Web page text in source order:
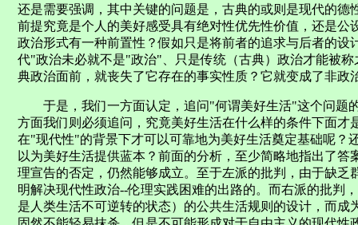
还是需要强调，其中关键的问题是，古典的或则是现代的
前提究竟是个人的美好感受具有绝对性优先性价值，还是
政治形式有一种前置性？假如只是将前者的追求与后者的
代"政治未必就不是"政治"、只是传统（古典）政治才能被
典政治面前，就丧失了它存在的事实性质？它就变成了非政
于是，我们一方面认定，追问"何谓美好生活"这个问题
方面我们则必须追问，究竟美好生活在什么样的条件下面才
在"现代性"的背景下才可以可靠地为美好生活奠定基础呢？
以为美好生活提供蓝本？前面的分析，至少简略地指出了
理宣告的否定，仍然能够成立。至于左派的批判，由于缺
明解决现代性政治--伦理实践困难的出路的。而右派的批判
是人类生活不可逆转的状态）的公共生活规则的设计，而